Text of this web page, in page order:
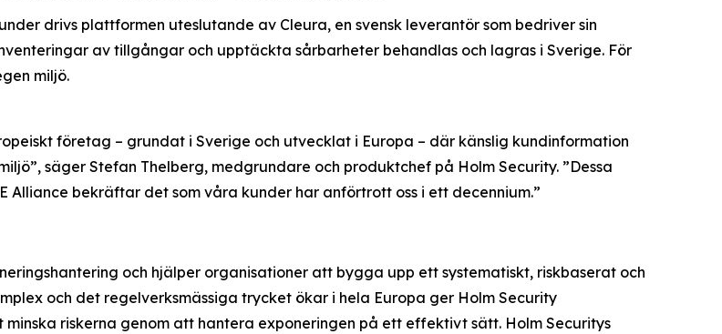
drivs plattformen uteslutande av Cleura, en svensk leverantör som bedriver sin
av tillgångar och upptäckta sårbarheter behandlas och lagras i Sverige. För
miljö.
företag – grundat i Sverige och utvecklat i Europa – där känslig kundinformation
säger Stefan Thelberg, medgrundare och produktchef på Holm Security. ”Dessa
Alliance bekräftar det som våra kunder har anförtrott oss i ett decennium.”
och hjälper organisationer att bygga upp ett systematiskt, riskbaserat och
och det regelverksmässiga trycket ökar i hela Europa ger Holm Security
riskerna genom att hantera exponeringen på ett effektivt sätt. Holm Securitys